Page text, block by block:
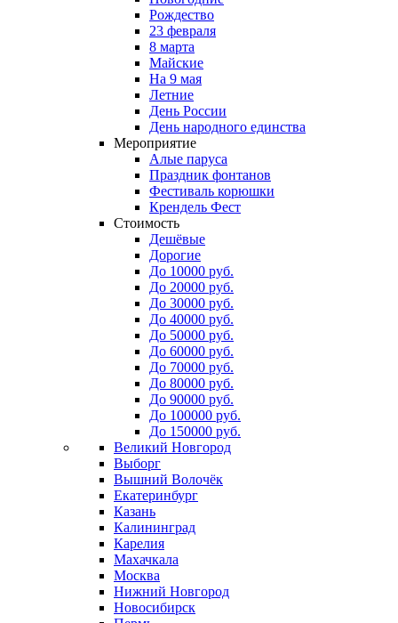
Рождество
23 февраля
8 марта
Майские
На 9 мая
Летние
День России
День народного единства
Мероприятие
Алые паруса
Праздник фонтанов
Фестиваль корюшки
Крендель Фест
Стоимость
Дешёвые
Дорогие
До 10000 руб.
До 20000 руб.
До 30000 руб.
До 40000 руб.
До 50000 руб.
До 60000 руб.
До 70000 руб.
До 80000 руб.
До 90000 руб.
До 100000 руб.
До 150000 руб.
Великий Новгород
Выборг
Вышний Волочёк
Екатеринбург
Казань
Калининград
Карелия
Махачкала
Москва
Нижний Новгород
Новосибирск